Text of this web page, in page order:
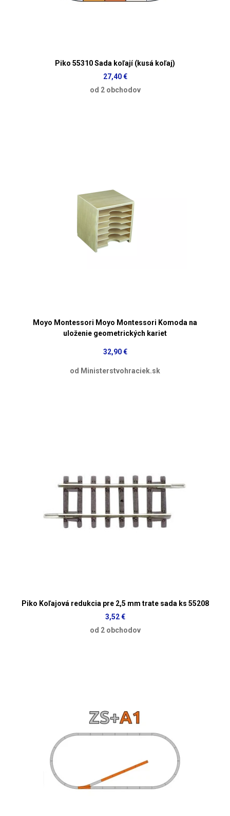
Piko 55310 Sada koľají (kusá koľaj)
27,40 €
od 2 obchodov
Moyo Montessori Moyo Montessori Komoda na
uloženie geometrických kariet
32,90 €
od Ministerstvohraciek.sk
Piko Koľajová redukcia pre 2,5 mm trate sada ks 55208
3,52 €
od 2 obchodov